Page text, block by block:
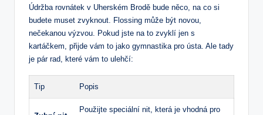
Údržba rovnátek v Uherském Brodě bude něco, na co si
budete muset zvyknout. Flossing může být novou,
nečekanou výzvou. Pokud jste na to zvyklí jen s
kartáčkem, přijde vám to jako gymnastika pro ústa. Ale tady
je pár rad, které vám to ulehčí:
Tip Popis
Použijte speciální nit, která je vhodná pro